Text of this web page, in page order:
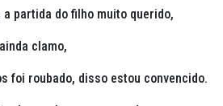
a partida do filho muito querido,
clamo,
foi roubado, disso estou convencido.